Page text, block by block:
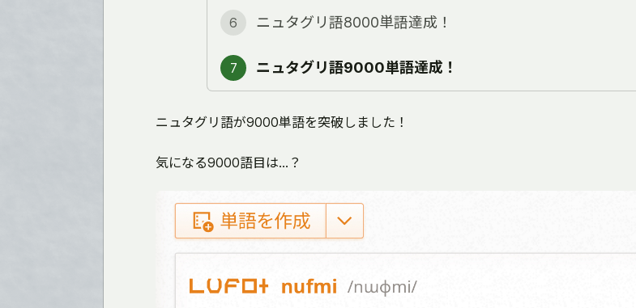
6 ニュタグリ語8000単語達成！
7 ニュタグリ語9000単語達成！
ニュタグリ語が9000単語を突破しました！
気になる9000語目は…？